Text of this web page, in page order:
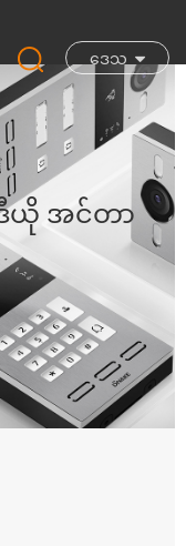
ဒေသ
ဗီဒီယို အင်တာ